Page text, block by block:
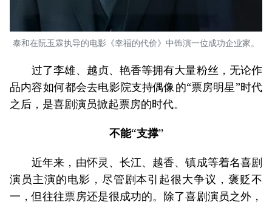
泰和在阮玉霖执导的电影《幸福的代价》中饰演一位成功企业家。
过了李雄、越贞、艳香等拥有大量粉丝，无论作
品内容如何都会去电影院支持偶像的“票房明星”时代
之后，是喜剧演员掀起票房的时代。
不能“支撑”
近年来，由怀灵、长江、越香、镇成等着名喜剧
演员主演的电影，尽管剧本引起很大争议，褒贬不
一，但往往票房还是很成功的。除了喜剧演员之外，